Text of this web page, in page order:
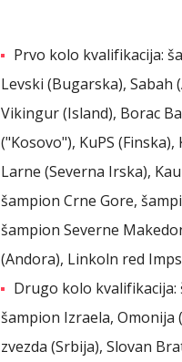
Prvo kolo kvalifikacija:
Levski (Bugarska), Sabah
Vikingur (Island), Borac
("Kosovo"), KuPS
Larne (Severna Irska),
šampion Crne Gore,
šampion Severne
(Andora), Linkoln red
Drugo kolo kvalifikacija:
šampion Izraela, Omonija
zvezda (Srbija), Slovan